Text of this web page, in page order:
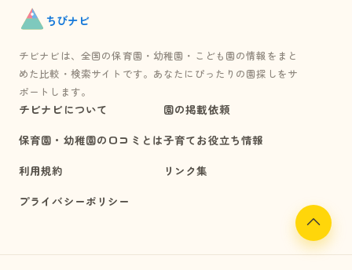
ちびナビ
チビナビは、全国の保育園・幼稚園・こども園の情報をまと
めた比較・検索サイトです。あなたにぴったりの園探しをサ
ポートします。
チビナビについて
保育園・幼稚園の口コミとは
利用規約
プライバシーポリシー
園の掲載依頼
子育てお役立ち情報
リンク集